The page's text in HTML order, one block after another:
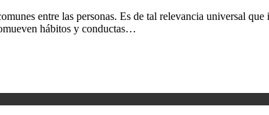
entre las personas. Es de tal relevancia universal
hábitos y conductas…